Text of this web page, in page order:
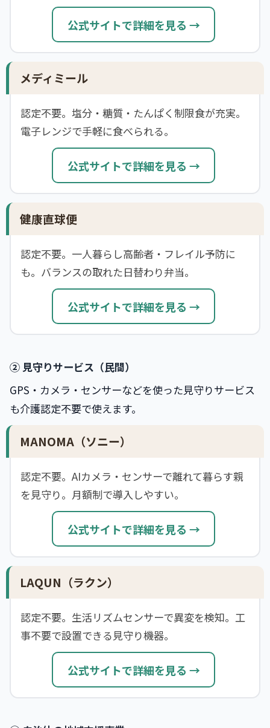
公式サイトで詳細を見る →
メディミール
認定不要。塩分・糖質・たんぱく制限食が充実。
電子レンジで手軽に食べられる。
公式サイトで詳細を見る →
健康直球便
認定不要。一人暮らし高齢者・フレイル予防に
も。バランスの取れた日替わり弁当。
公式サイトで詳細を見る →
② 見守りサービス（民間）
GPS・カメラ・センサーなどを使った見守りサービス
も介護認定不要で使えます。
MANOMA（ソニー）
認定不要。AIカメラ・センサーで離れて暮らす親
を見守り。月額制で導入しやすい。
公式サイトで詳細を見る →
LAQUN（ラクン）
認定不要。生活リズムセンサーで異変を検知。工
事不要で設置できる見守り機器。
公式サイトで詳細を見る →